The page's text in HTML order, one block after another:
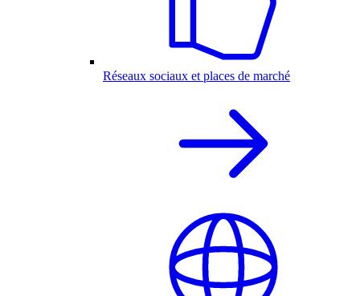
Réseaux sociaux et places de marché